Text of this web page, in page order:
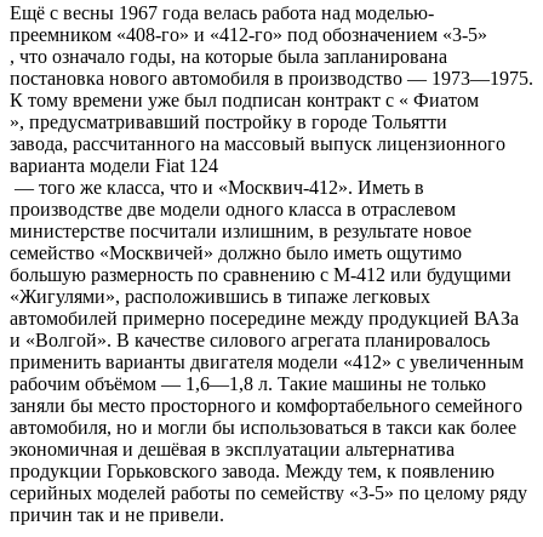
Ещё с весны 1967 года велась работа над моделью-
преемником «408-го» и «412-го» под обозначением «3-5»
, что означало годы, на которые была запланирована
постановка нового автомобиля в производство — 1973—1975.
К тому времени уже был подписан контракт с « Фиатом
», предусматривавший постройку в городе Тольятти
завода, рассчитанного на массовый выпуск лицензионного
варианта модели Fiat 124
— того же класса, что и «Москвич-412». Иметь в
производстве две модели одного класса в отраслевом
министерстве посчитали излишним, в результате новое
семейство «Москвичей» должно было иметь ощутимо
большую размерность по сравнению с М-412 или будущими
«Жигулями», расположившись в типаже легковых
автомобилей примерно посередине между продукцией ВАЗа
и «Волгой». В качестве силового агрегата планировалось
применить варианты двигателя модели «412» с увеличенным
рабочим объёмом — 1,6—1,8 л. Такие машины не только
заняли бы место просторного и комфортабельного семейного
автомобиля, но и могли бы использоваться в такси как более
экономичная и дешёвая в эксплуатации альтернатива
продукции Горьковского завода. Между тем, к появлению
серийных моделей работы по семейству «3-5» по целому ряду
причин так и не привели.